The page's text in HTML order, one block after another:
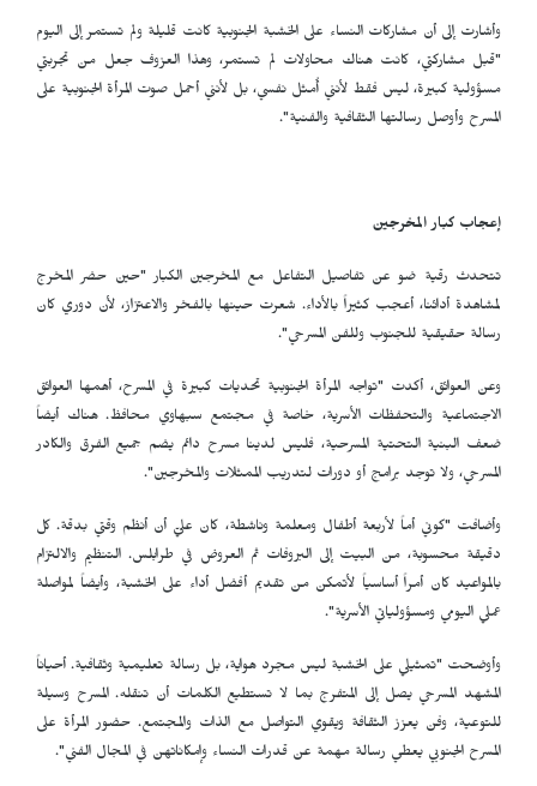
وأشارت إلى أن مشاركات النساء على الخشبة الجنوبية كانت قليلة ولم تستمر إلى اليوم
"قبل مشاركتي، كانت هناك محاولات لم تستمر، وهذا العزوف جعل من تجربتي
مسؤولية كبيرة، ليس فقط لأنني أُمثل نفسي، بل لأنني أحمل صوت المرأة الجنوبية على
المسرح وأوصل رسالتها الثقافية والفنية".
إعجاب كبار المخرجين
تتحدث رقية ضو عن تفاصيل التفاعل مع المخرجين الكبار "حين حضر المخرج
لمشاهدة أدائنا، أعجب كثيراً بالأداء. شعرت حينها بالفخر والاعتزاز، لأن دوري كان
رسالة حقيقية للجنوب وللفن المسرحي".
وعن العوائق، أكدت "تواجه المرأة الجنوبية تحديات كبيرة في المسرح، أهمها العوائق
الاجتماعية والتحفظات الأسرية، خاصة في مجتمع سبهاوي محافظ. هناك أيضاً
ضعف البنية التحتية المسرحية، فليس لدينا مسرح دائم يضم جميع الفرق والكادر
المسرحي، ولا توجد برامج أو دورات لتدريب الممثلات والمخرجين".
وأضافت "كوني أماً لأربعة أطفال ومعلمة وناشطة، كان عليّ أن أنظم وقتي بدقة. كل
دقيقة محسوبة، من البيت إلى البروفات ثم العروض في طرابلس. التنظيم والالتزام
بالمواعيد كان أمراً أساسياً لأتمكن من تقديم أفضل أداء على الخشبة، وأيضاً لمواصلة
عملي اليومي ومسؤولياتي الأسرية".
وأوضحت "تمثيلي على الخشبة ليس مجرد هواية، بل رسالة تعليمية وثقافية. أحياناً
المشهد المسرحي يصل إلى المتفرج بما لا تستطيع الكلمات أن تنقله. المسرح وسيلة
للتوعية، وفن يعزز الثقافة ويقوي التواصل مع الذات والمجتمع. حضور المرأة على
المسرح الجنوبي يعطي رسالة مهمة عن قدرات النساء وإمكاناتهن في المجال الفني".